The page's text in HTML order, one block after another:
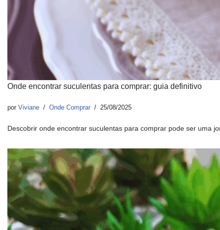
Onde encontrar suculentas para comprar: guia definitivo
por Viviane Onde Comprar 25/08/2025
Descobrir onde encontrar suculentas para comprar pode ser uma